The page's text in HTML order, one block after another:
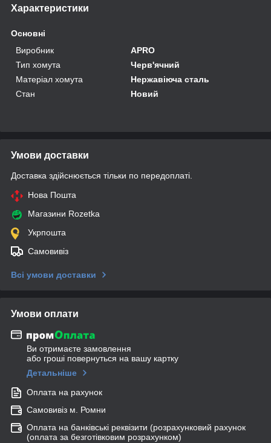
Характеристики
Основні
Виробник
APRO
Тип хомута
Черв'ячний
Матеріал хомута
Нержавіюча сталь
Стан
Новий
Умови доставки
Доставка здійснюється тільки по передоплаті.
Нова Пошта
Магазини Rozetka
Укрпошта
Самовивіз
Всі умови доставки
Умови оплати
Ви отримаєте замовлення
або гроші повернуться на вашу картку
Детальніше
Оплата на рахунок
Самовивіз м. Ромни
Оплата на банківські реквізити (розрахунковий рахунок
(оплата за безготівковим розрахунком)